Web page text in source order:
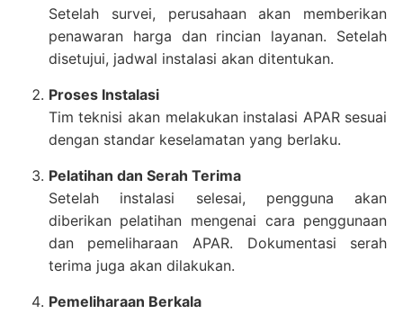
Setelah survei, perusahaan akan memberikan
penawaran harga dan rincian layanan. Setelah
disetujui, jadwal instalasi akan ditentukan.
Proses Instalasi
Tim teknisi akan melakukan instalasi APAR sesuai
dengan standar keselamatan yang berlaku.
Pelatihan dan Serah Terima
Setelah instalasi selesai, pengguna akan
diberikan pelatihan mengenai cara penggunaan
dan pemeliharaan APAR. Dokumentasi serah
terima juga akan dilakukan.
Pemeliharaan Berkala